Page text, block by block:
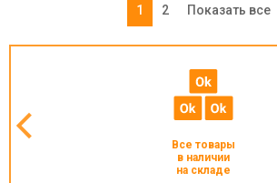
1 2 Показать все
Все товары
в наличии
на складе